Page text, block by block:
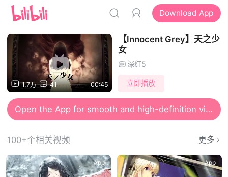
Download App
1.7万 41 00:45
【Innocent Grey】天之少
女
深红5
立即播放
Open the App for smooth and high-definition viewing
100+个相关视频 更多
App App